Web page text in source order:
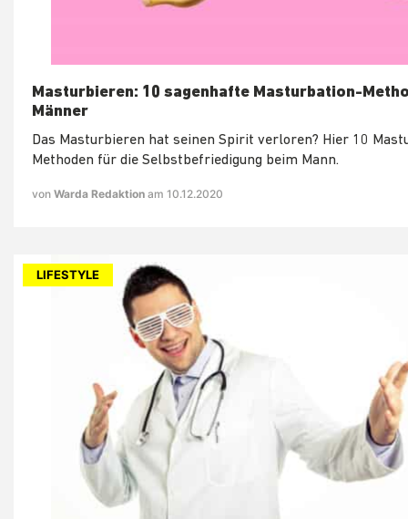
Masturbieren: 10 sagenhafte Masturbation-
Männer
Das Masturbieren hat seinen Spirit verloren? Hier 10
Methoden für die Selbstbefriedigung beim Mann.
von Warda Redaktion am 10.12.2020
LIFESTYLE